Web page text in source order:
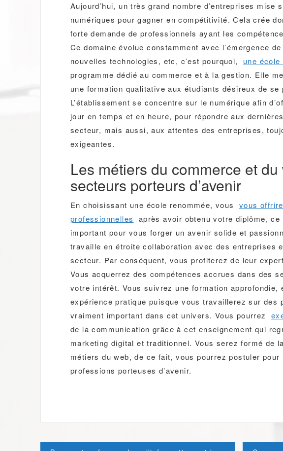
Aujourd’hui, un très grand nombre d’entreprises mise
numériques pour gagner en compétitivité. Cela crée
forte demande de professionnels ayant les
Ce domaine évolue constamment avec l’émergence
nouvelles technologies, etc, c’est pourquoi,
une
programme dédié au commerce et à la gestion. Elle
une formation qualitative aux étudiants désireux de se
L’établissement se concentre sur le numérique afin
jour en temps et en heure, pour répondre aux
secteur, mais aussi, aux attentes des entreprises,
exigeantes.
Les métiers du commerce et
secteurs porteurs d’avenir
En choisissant une école renommée, vous
vous
professionnelles
après avoir obtenu votre diplôme,
important pour vous forger un avenir solide et
travaille en étroite collaboration avec des entreprises
secteur. Par conséquent, vous profiterez de leur
Vous acquerrez des compétences accrues dans des
votre intérêt. Vous suivrez une formation approfondie,
expérience pratique puisque vous travaillerez sur des
vraiment important dans cet univers. Vous pourrez
de la communication grâce à cet enseignement qui
marketing digital et traditionnel. Vous serez formé de
métiers du web, de ce fait, vous pourrez postuler pour
professions porteuses d’avenir.